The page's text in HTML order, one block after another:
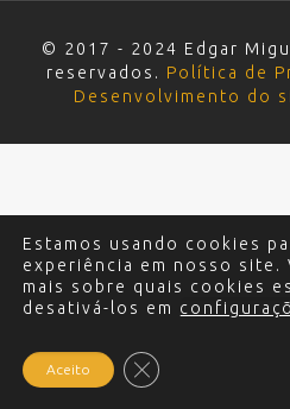
© 2017 - 2024 Edgar
reservados. Política de
Desenvolvimento do
Estamos usando cookies
experiência em nosso site.
mais sobre quais cookies
desativá-los em
Aceito Close GDPR Cookie